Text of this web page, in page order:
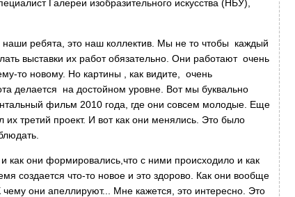
Галереи изобразительного искусства (НБУ),
ребята, это наш коллектив. Мы не то чтобы каждый
выставки их работ обязательно. Они работают очень
то новому. Но картины , как видите, очень
делается на достойном уровне. Вот мы буквально
фильм 2010 года, где они совсем молодые. Еще
третий проект. И вот как они менялись. Это было
как они формировались,что с ними происходило и как
создается что-то новое и это здорово. Как они вообще
они апеллируют... Мне кажется, это интересно. Это